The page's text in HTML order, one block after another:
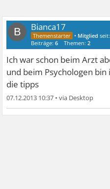
B Bianca17
• Mitglied
Beiträge:6 Themen:2
Ich war schon beim Arzt
und beim Psychologen
die tipps
07.12.2013 10:37 •